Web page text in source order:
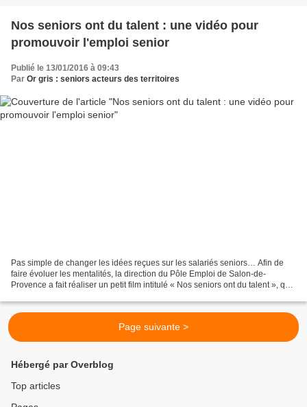
Nos seniors ont du talent : une vidéo pour
promouvoir l'emploi senior
Publié le 13/01/2016 à 09:43
Par Or gris : seniors acteurs des territoires
Pas simple de changer les idées reçues sur les salariés seniors… Afin de
faire évoluer les mentalités, la direction du Pôle Emploi de Salon-de-
Provence a fait réaliser un petit film intitulé « Nos seniors ont du talent », qui
Page suivante >
Hébergé par Overblog
Top articles